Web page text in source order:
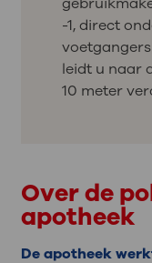
-1, direct
leidt u naar
10 meter
Over de
apotheek
De apotheek